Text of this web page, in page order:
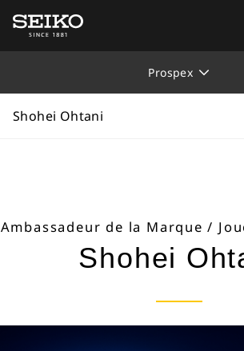
Prospex
Accueil Marques
Shohei Ohtani
Ambassadeur de la Marque /
Shohei